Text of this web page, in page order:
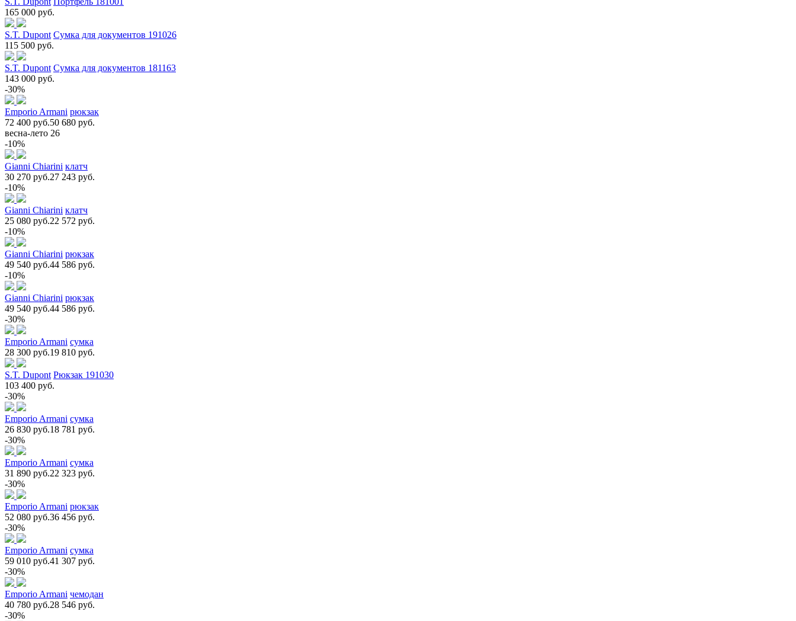
165 000 руб.
S.T. Dupont Сумка для документов 191026
115 500 руб.
S.T. Dupont Сумка для документов 181163
143 000 руб.
-30%
Emporio Armani рюкзак
72 400 руб.50 680 руб.
весна-лето 26
-10%
Gianni Chiarini клатч
30 270 руб.27 243 руб.
-10%
Gianni Chiarini клатч
25 080 руб.22 572 руб.
-10%
Gianni Chiarini рюкзак
49 540 руб.44 586 руб.
-10%
Gianni Chiarini рюкзак
49 540 руб.44 586 руб.
-30%
Emporio Armani сумка
28 300 руб.19 810 руб.
S.T. Dupont Рюкзак 191030
103 400 руб.
-30%
Emporio Armani сумка
26 830 руб.18 781 руб.
-30%
Emporio Armani сумка
31 890 руб.22 323 руб.
-30%
Emporio Armani рюкзак
52 080 руб.36 456 руб.
-30%
Emporio Armani сумка
59 010 руб.41 307 руб.
-30%
Emporio Armani чемодан
40 780 руб.28 546 руб.
-30%